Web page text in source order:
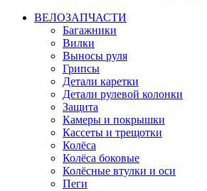
ВЕЛОЗАПЧАСТИ
Багажники
Вилки
Выносы руля
Грипсы
Детали каретки
Детали рулевой колонки
Защита
Камеры и покрышки
Кассеты и трещотки
Колёса
Колёса боковые
Колёсные втулки и оси
Пеги